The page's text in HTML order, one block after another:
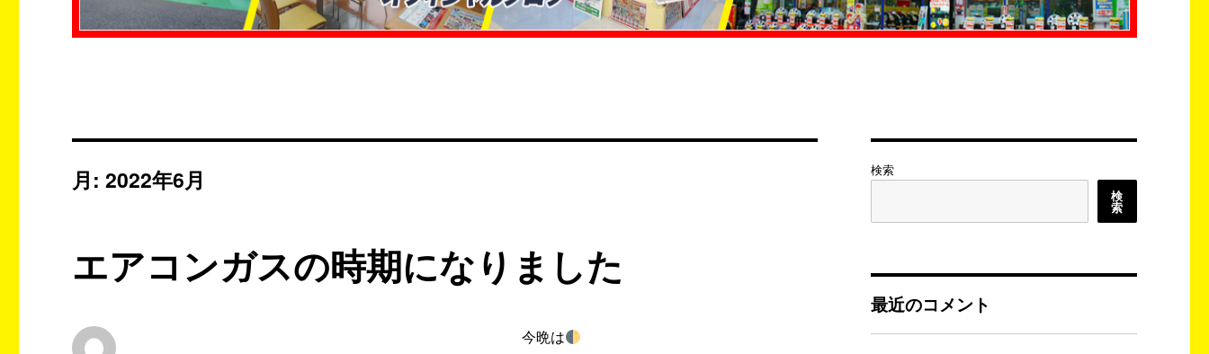
月:2022年6月
エアコンガスの時期になりました
今晩は
検索
検
索
最近のコメント